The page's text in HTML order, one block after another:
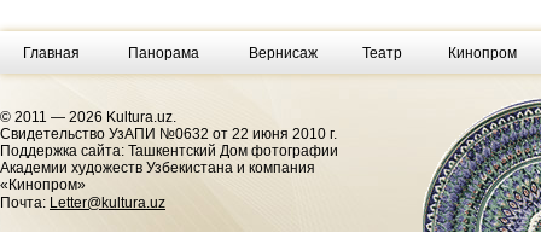
Главная Панорама Вернисаж Театр Кинопром
© 2011 — 2026 Kultura.uz.
Cвидетельство УзАПИ №0632 от 22 июня 2010 г.
Поддержка сайта: Ташкентский Дом фотографии
Академии художеств Узбекистана и компания
«Кинопром»
Почта: Letter@kultura.uz